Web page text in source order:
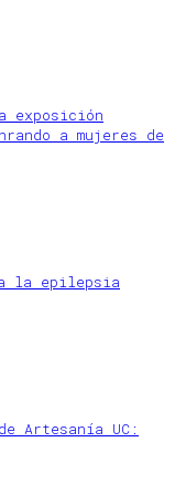
exposición
a mujeres de
la epilepsia
Artesanía UC: